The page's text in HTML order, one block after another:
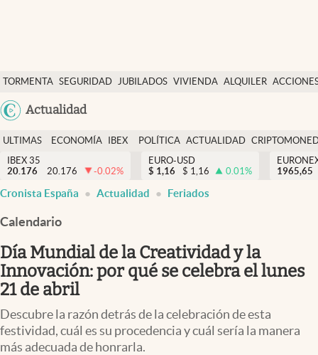
TORMENTA SEGURIDAD JUBILADOS VIVIENDA ALQUILER
USA
Actualidad
Economía y finanzas
Política
Actualidad
Criptomonedas
España
ULTIMAS
NOTICIAS
ECONOMÍA
FINANZAS
IBEX
EURO
POLÍTICA ACTUALIDAD
IBEX 35
20.176
20.176 -0.02%
EURO-USD
$ 1,16 $ 1,16 0.01%
1965,65
Cronista España Actualidad Feriados
Calendario
Día Mundial de la Creatividad y la
Innovación: por qué se celebra el lunes
21 de abril
Descubre la razón detrás de la celebración de esta
festividad, cuál es su procedencia y cuál sería la manera
más adecuada de honrarla.